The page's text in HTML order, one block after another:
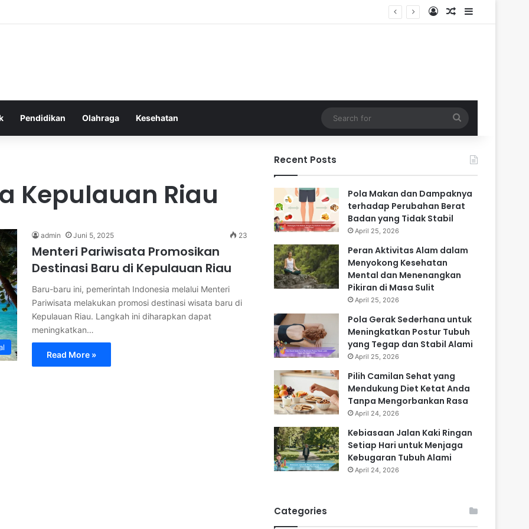
Log InRandom Article
Sidebar
Pendidikan Olahraga Kesehatan
for
Kepulauan Riau
admin Juni 5, 2025 23
Menteri Pariwisata Promosikan
Destinasi Baru di Kepulauan Riau
Baru-baru ini, pemerintah Indonesia melalui Menteri
Pariwisata melakukan promosi destinasi wisata baru di
Kepulauan Riau. Langkah ini diharapkan dapat
meningkatkan…
Read More »
Recent Posts
Pola Makan dan Dampaknya
terhadap Perubahan Berat
Badan yang Tidak Stabil
April 25, 2026
Peran Aktivitas Alam dalam
Menyokong Kesehatan
Mental dan Menenangkan
Pikiran di Masa Sulit
April 25, 2026
Pola Gerak Sederhana untuk
Meningkatkan Postur Tubuh
yang Tegap dan Stabil Alami
April 25, 2026
Pilih Camilan Sehat yang
Mendukung Diet Ketat Anda
Tanpa Mengorbankan Rasa
April 24, 2026
Kebiasaan Jalan Kaki Ringan
Setiap Hari untuk Menjaga
Kebugaran Tubuh Alami
April 24, 2026
Categories